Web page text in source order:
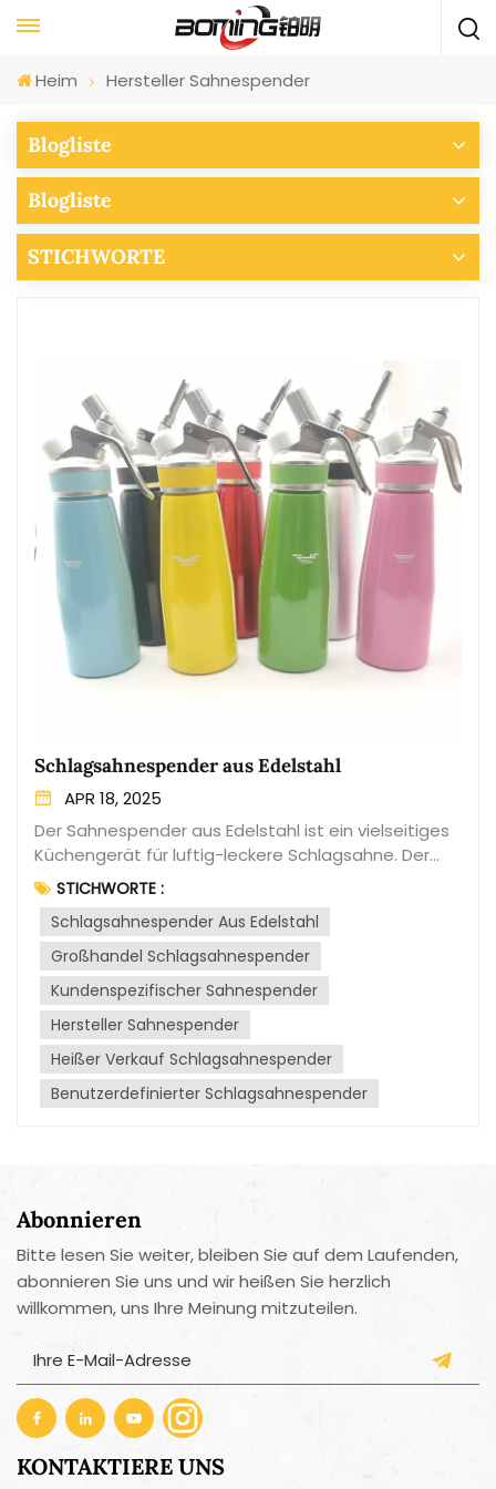
Heim Hersteller Sahnespender
Blogliste
Blogliste
STICHWORTE
Schlagsahnespender aus Edelstahl
APR 18, 2025
Der Sahnespender aus Edelstahl ist ein vielseitiges
Küchengerät für luftig-leckere Schlagsahne. Der
aus hochwertigem Edelstahl gefertigte Spender
bietet Langlebigkeit, Funktionalität und eine
elegante Optik. Hochwertiges Material: Der Spender
ist aus lebensmittelechtem Edelstahl gefertigt und
somit beständig gegen Rost, Korrosion und Flecken,
sodass er auch bei regelmäßiger Verwendung in
ausgezeichnetem Zustand bleibt.Einfache
Bedienung: Der Spender zeichnet sich durch sein
benutzerfreundliches Design aus und ermöglicht
müheloses Schlagen und Dosieren von Sahne. Er
erhältlich, vom kleinen Handgerät für den
persönlichen Gebrauch bis hin zu größeren
Modellen, die für professionelle Küchen oder
gewerbliche Anwendungen geeignet sind.
STICHWORTE :
Schlagsahnespender Aus Edelstahl
Großhandel Schlagsahnespender
Kundenspezifischer Sahnespender
Hersteller Sahnespender
Heißer Verkauf Schlagsahnespender
Benutzerdefinierter Schlagsahnespender
Abonnieren
Bitte lesen Sie weiter, bleiben Sie auf dem Laufenden,
abonnieren Sie uns und wir heißen Sie herzlich
willkommen, uns Ihre Meinung mitzuteilen.
KONTAKTIERE UNS